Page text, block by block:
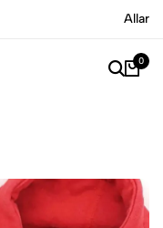
Ekta af sérfræðingum
0